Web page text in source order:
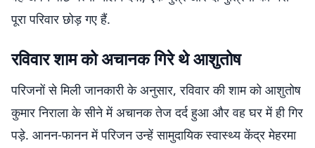
पूरा परिवार छोड़ गए हैं.
​रविवार शाम को अचानक गिरे थे आशुतोष
​परिजनों से मिली जानकारी के अनुसार, रविवार की शाम को आशुतोष
कुमार निराला के सीने में अचानक तेज दर्द हुआ और वह घर में ही गिर
पड़े. आनन-फानन में परिजन उन्हें सामुदायिक स्वास्थ्य केंद्र मेहरमा